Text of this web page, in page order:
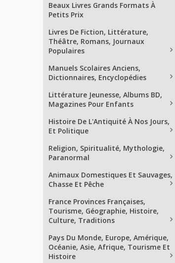
Beaux Livres Grands Formats À
Petits Prix
Livres De Fiction, Littérature,
Théâtre, Romans, Journaux
Populaires
Manuels Scolaires Anciens,
Dictionnaires, Encyclopédies
Littérature Jeunesse, Albums BD,
Magazines Pour Enfants
Histoire De L'Antiquité À Nos Jours,
Et Politique
Religion, Spiritualité, Mythologie,
Paranormal
Animaux Domestiques Et Sauvages,
Chasse Et Pêche
France Provinces Françaises,
Tourisme, Géographie, Histoire,
Culture, Traditions
Pays Du Monde, Europe, Amérique,
Océanie, Asie, Afrique, Tourisme Et
Histoire